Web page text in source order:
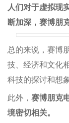
人们对于虚拟现
断加深，赛博朋
总的来说，赛博
技、经济和文化
科技的探讨和想
此外， 赛博朋克
境密切相关。